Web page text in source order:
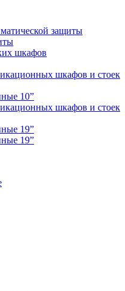
защиты
шкафов
шкафов и стоек
10”
шкафов и стоек
19”
19”